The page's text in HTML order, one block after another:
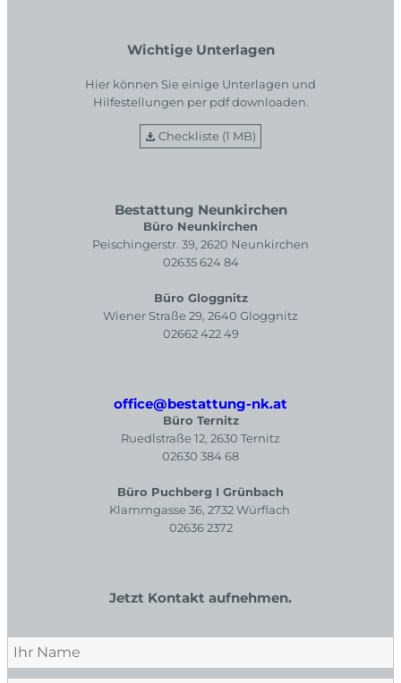
Wichtige Unterlagen
Hier können Sie einige Unterlagen und
Hilfestellungen per pdf downloaden.
Checkliste (1 MB)
Bestattung Neunkirchen
Büro Neunkirchen
Peischingerstr. 39, 2620 Neunkirchen
02635 624 84
Büro Gloggnitz
Wiener Straße 29, 2640 Gloggnitz
02662 422 49
office@bestattung-nk.at
Büro Ternitz
Ruedlstraße 12, 2630 Ternitz
02630 384 68
Büro Puchberg I Grünbach
Klammgasse 36, 2732 Würflach
02636 2372
Jetzt Kontakt aufnehmen.